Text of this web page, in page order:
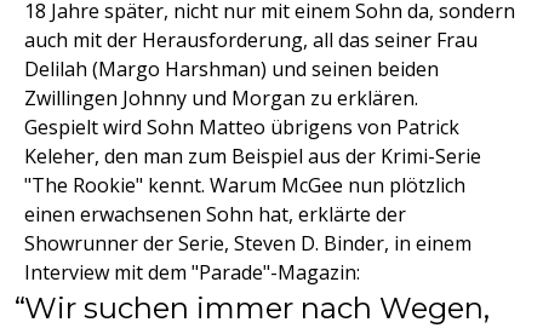
18 Jahre später, nicht nur mit einem Sohn da, sondern
auch mit der Herausforderung, all das seiner Frau
Delilah (Margo Harshman) und seinen beiden
Zwillingen Johnny und Morgan zu erklären.
Gespielt wird Sohn Matteo übrigens von Patrick
Keleher, den man zum Beispiel aus der Krimi-Serie
"The Rookie" kennt. Warum McGee nun plötzlich
einen erwachsenen Sohn hat, erklärte der
Showrunner der Serie, Steven D. Binder, in einem
Interview mit dem "Parade"-Magazin:
Wir suchen immer nach Wegen,